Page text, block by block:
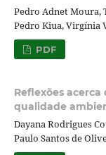
Pedro Adnet Moura,
Pedro Kiua, Virgínia
PDF
Reflexões
qualidade
Dayana Rodrigues
Paulo Santos de